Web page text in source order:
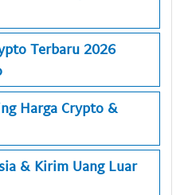
Terbaru 2026
Harga Crypto &
& Kirim Uang Luar